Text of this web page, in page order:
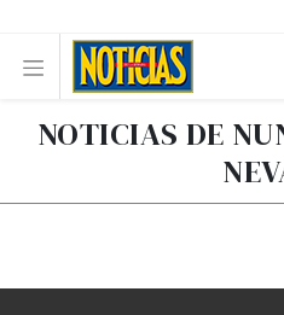
NOTICIAS DE